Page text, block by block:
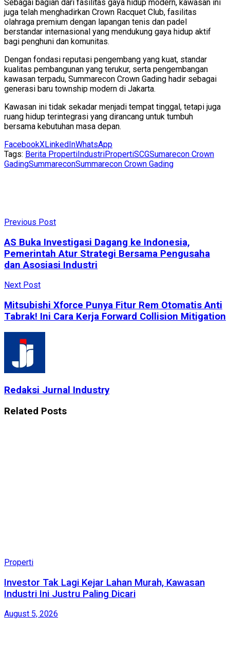
Sebagai bagian dari fasilitas gaya hidup modern, kawasan ini
juga telah menghadirkan Crown Racquet Club, fasilitas
olahraga premium dengan lapangan tenis dan padel
berstandar internasional yang mendukung gaya hidup aktif
bagi penghuni dan komunitas.
Dengan fondasi reputasi pengembang yang kuat, standar
kualitas pembangunan yang terukur, serta pengembangan
kawasan terpadu, Summarecon Crown Gading hadir sebagai
generasi baru township modern di Jakarta.
Kawasan ini tidak sekadar menjadi tempat tinggal, tetapi juga
ruang hidup terintegrasi yang dirancang untuk tumbuh
bersama kebutuhan masa depan.
FacebookXLinkedInWhatsApp
Tags: Berita PropertiIndustriPropertiSCGSumarecon Crown
GadingSummareconSummarecon Crown Gading
Previous Post
AS Buka Investigasi Dagang ke Indonesia,
Pemerintah Atur Strategi Bersama Pengusaha
dan Asosiasi Industri
Next Post
Mitsubishi Xforce Punya Fitur Rem Otomatis Anti
Tabrak! Ini Cara Kerja Forward Collision Mitigation
Redaksi Jurnal Industry
Related Posts
Properti
Investor Tak Lagi Kejar Lahan Murah, Kawasan
Industri Ini Justru Paling Dicari
August 5, 2026